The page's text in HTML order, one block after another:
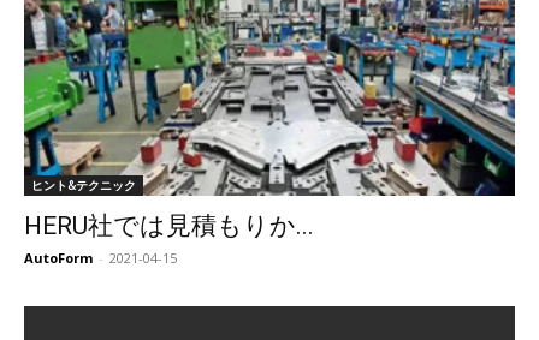
ヒント&テクニック
HERU社では見積もりか...
AutoForm - 2021-04-15